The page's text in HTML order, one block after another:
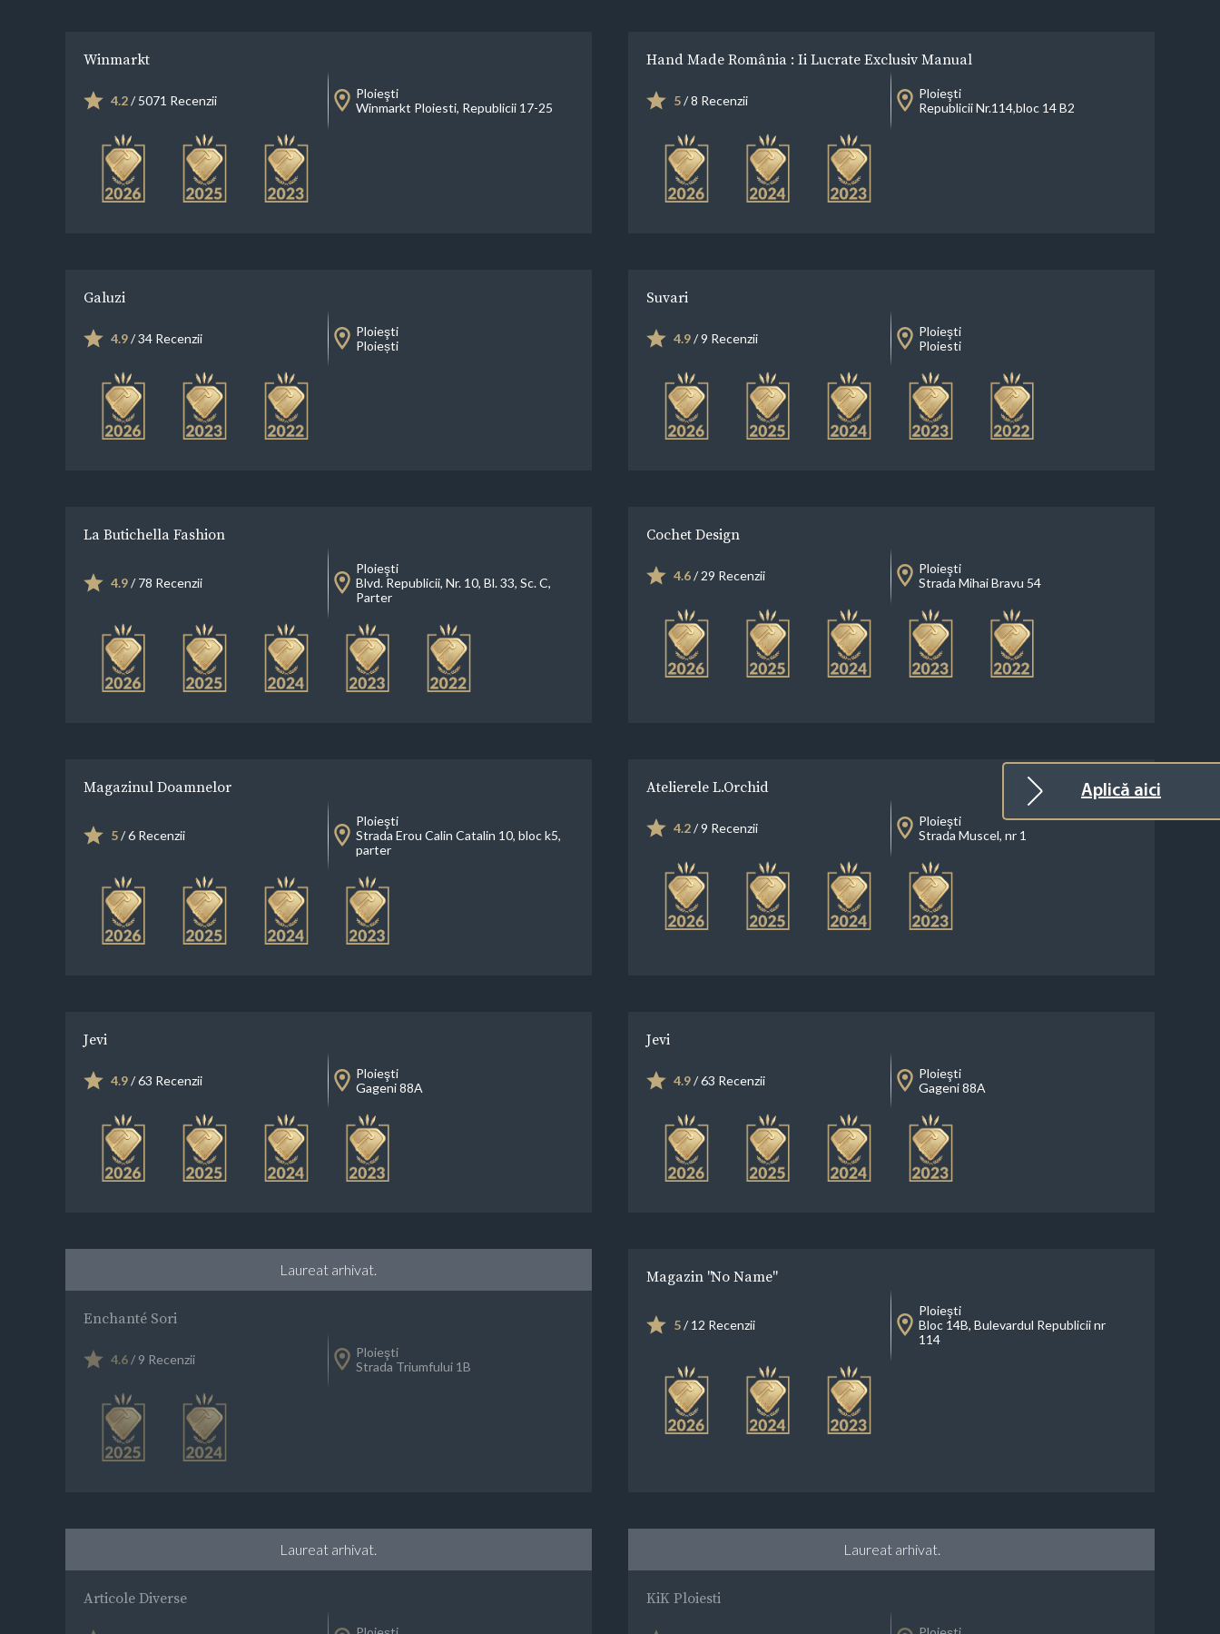
Aplică aici
Winmarkt
4.2/ 5071 Recenzii
Ploieşti
Winmarkt Ploiesti, Republicii 17-25
Hand Made România : Ii Lucrate Exclusiv Manual
5/ 8 Recenzii
Ploieşti
Republicii Nr.114,bloc 14 B2
Galuzi
4.9/ 34 Recenzii
Ploieşti
Ploiești
Suvari
4.9/ 9 Recenzii
Ploieşti
Ploiesti
La Butichella Fashion
4.9/ 78 Recenzii
Ploieşti
Blvd. Republicii, Nr. 10, Bl. 33, Sc. C,
Parter
Cochet Design
4.6/ 29 Recenzii
Ploieşti
Strada Mihai Bravu 54
Magazinul Doamnelor
5/ 6 Recenzii
Ploieşti
Strada Erou Calin Catalin 10, bloc k5,
parter
Atelierele L.Orchid
4.2/ 9 Recenzii
Ploieşti
Strada Muscel, nr 1
Jevi
4.9/ 63 Recenzii
Ploieşti
Gageni 88A
Jevi
4.9/ 63 Recenzii
Ploieşti
Gageni 88A
Laureat arhivat.
Enchanté Sori
4.6/ 9 Recenzii
Ploieşti
Strada Triumfului 1B
Magazin "No Name"
5/ 12 Recenzii
Ploieşti
Bloc 14B, Bulevardul Republicii nr
114
Laureat arhivat.
Articole Diverse
Laureat arhivat.
KiK Ploiesti